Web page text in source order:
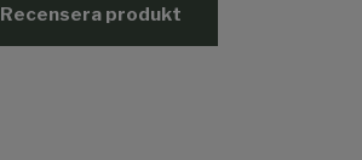
Recensera produkt